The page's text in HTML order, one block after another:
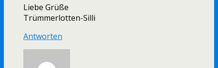
Liebe Grüße
Trümmerlotten-Silli
Antworten